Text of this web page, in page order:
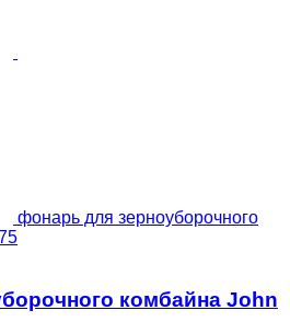
фонарь для зерноуборочного
комбайна John